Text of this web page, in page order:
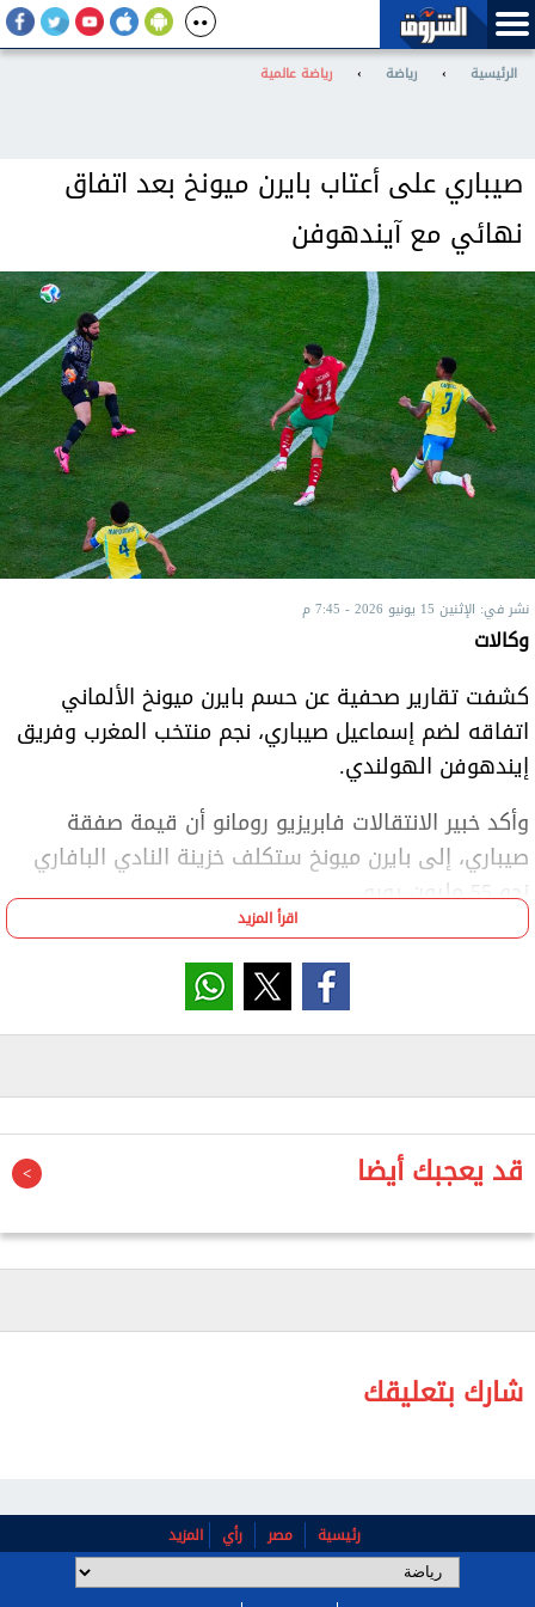
الرئيسية › رياضة › رياضة عالمية
صيباري على أعتاب بايرن ميونخ بعد اتفاق
نهائي مع آيندهوفن
نشر في: الإثنين 15 يونيو 2026 - 7:45 م
وكالات
كشفت تقارير صحفية عن حسم بايرن ميونخ الألماني
اتفاقه لضم إسماعيل صيباري، نجم منتخب المغرب وفريق
إيندهوفن الهولندي.
وأكد خبير الانتقالات فابريزيو رومانو أن قيمة صفقة
صيباري، إلى بايرن ميونخ ستكلف خزينة النادي البافاري
نحو 55 مليون يورو.
تألق إسماعيل صيباري، رفقة منتخب المغرب، في كأس
ويعتبر إسماعيل صيباري، من أبرز لاعبي الوسط في
اقرأ المزيد
قد يعجبك أيضا
شارك بتعليقك
رئيسية مصر رأي المزيد